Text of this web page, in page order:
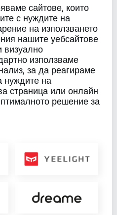
сайтове, които
с нуждите на
на използването
нашите уебсайтове
визуално
използваме
за да реагираме
на
страница или онлайн
решение за